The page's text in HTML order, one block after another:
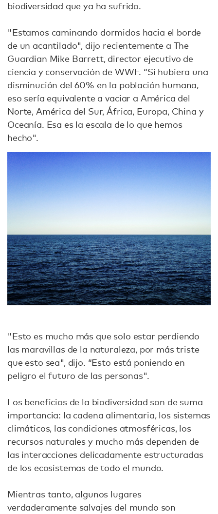
biodiversidad que ya ha sufrido.
"Estamos caminando dormidos hacia el borde
de un acantilado", dijo recientemente a The
Guardian Mike Barrett, director ejecutivo de
ciencia y conservación de WWF. “Si hubiera una
disminución del 60% en la población humana,
eso sería equivalente a vaciar a América del
Norte, América del Sur, África, Europa, China y
Oceanía. Esa es la escala de lo que hemos
hecho".
"Esto es mucho más que solo estar perdiendo
las maravillas de la naturaleza, por más triste
que esto sea", dijo. “Esto está poniendo en
peligro el futuro de las personas".
Los beneficios de la biodiversidad son de suma
importancia: la cadena alimentaria, los sistemas
climáticos, las condiciones atmosféricas, los
recursos naturales y mucho más dependen de
las interacciones delicadamente estructuradas
de los ecosistemas de todo el mundo.
Mientras tanto, algunos lugares
verdaderamente salvajes del mundo son